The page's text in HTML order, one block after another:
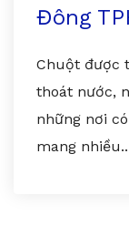
Đông
Chuột được
thoát nước,
những nơi
mang